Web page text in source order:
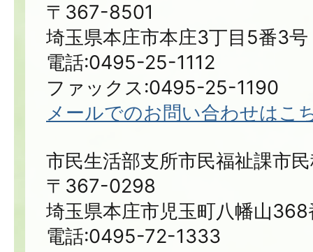
〒367-8501
埼玉県本庄市本庄3丁目5番3号
電話:0495-25-1112
ファックス:0495-25-1190
メールでのお問い合わせはこ
市民生活部支所市民福祉課市
〒367-0298
埼玉県本庄市児玉町八幡山368
電話:0495-72-1333